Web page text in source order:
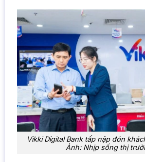
Vikki Digital Bank tấp nập đón
Ảnh: Nhịp sống thị